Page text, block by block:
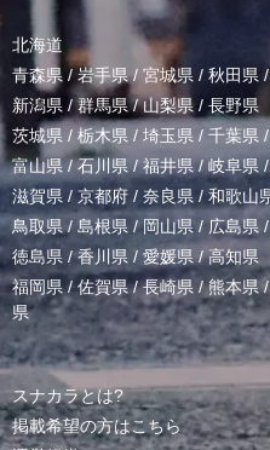
北海道
青森県 / 岩手県/ 宮城県 / 秋田県 /
新潟県 /群馬県/山梨県 / 長野県
茨城県 / 栃木県 / 埼玉県 / 千葉県 /
富山県 /石川県/福井県/岐阜県 /
滋賀県 / 京都府 / 奈良県 / 和歌山
鳥取県/ 島根県 /岡山県/ 広島県 /
徳島県 /香川県 / 愛媛県/高知県
福岡県/佐賀県/長崎県 /熊本県/
県
スナカラとは?
掲載希望の方はこちら